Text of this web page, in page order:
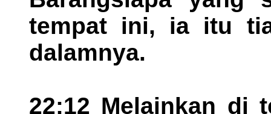
tempat ini, ia itu
dalamnya.
22:12 Melainkan di